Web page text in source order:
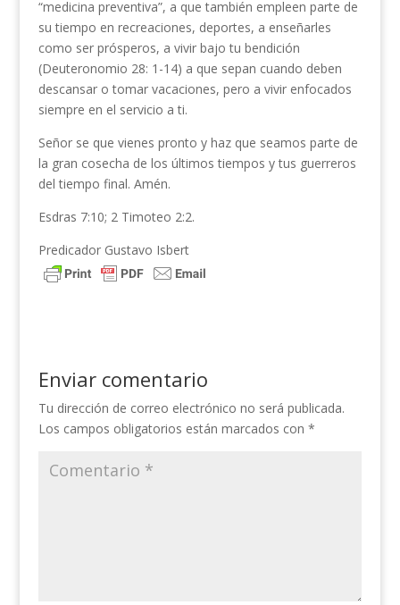
“medicina preventiva”, a que también empleen parte de
su tiempo en recreaciones, deportes, a enseñarles
como ser prósperos, a vivir bajo tu bendición
(Deuteronomio 28: 1-14) a que sepan cuando deben
descansar o tomar vacaciones, pero a vivir enfocados
siempre en el servicio a ti.
Señor se que vienes pronto y haz que seamos parte de
la gran cosecha de los últimos tiempos y tus guerreros
del tiempo final. Amén.
Esdras 7:10; 2 Timoteo 2:2.
Predicador Gustavo Isbert
Enviar comentario
Tu dirección de correo electrónico no será publicada.
Los campos obligatorios están marcados con *